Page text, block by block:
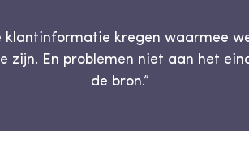
kregen waarmee
zijn. En problemen niet aan het
de bron.”